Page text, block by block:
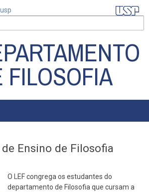
FILOSOFIA
Ensino de Filosofia
O LEF congrega os estudantes do
departamento de Filosofia que cursam a